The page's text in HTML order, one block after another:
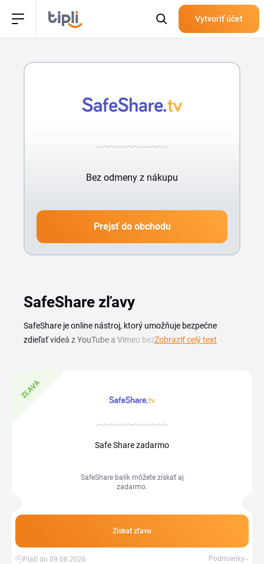
Vytvoriť účet
Bez odmeny z nákupu
Prejsť do obchodu
SafeShare zľavy
SafeShare je online nástroj, ktorý umožňuje bezpečne
zdieľať videá z YouTube a Vimeo bez reklám, komentárov a
Službu využívajú najmä učitelia, lektori a rodičia, ktorí chcú
deťom či študentom pustiť video v čistom a sústredenom
na tejto stránke. Pred dokončením predplatného skopírujte
Zobraziť celý text
ZĽAVA
Safe Share zadarmo
SafeShare balík môžete získať aj
zadarmo.
Získať zľavu
Platí do 09.08.2026 Podmienky